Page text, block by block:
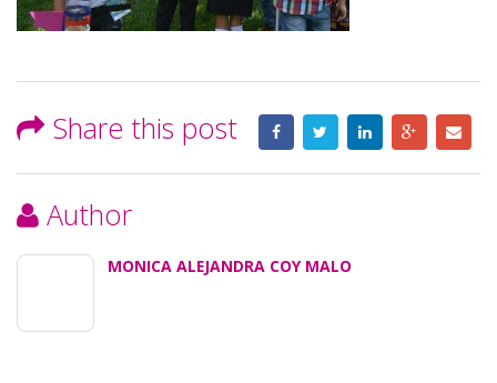
Share this post
Author
MONICA ALEJANDRA COY MALO